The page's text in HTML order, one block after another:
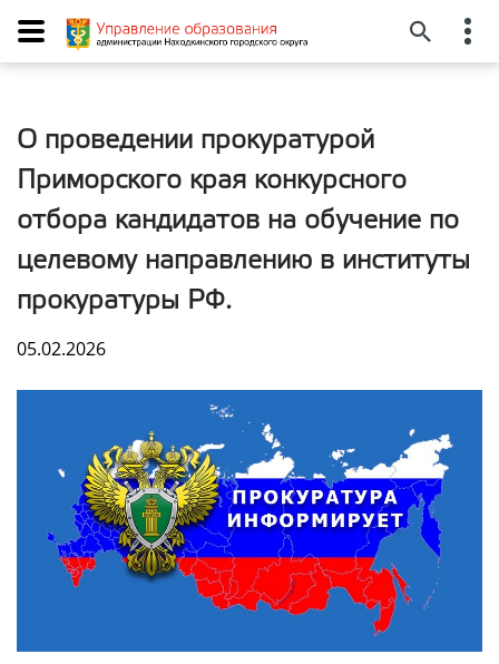
О проведении прокуратурой
Приморского края конкурсного
отбора кандидатов на обучение по
целевому направлению в институты
прокуратуры РФ.
05.02.2026